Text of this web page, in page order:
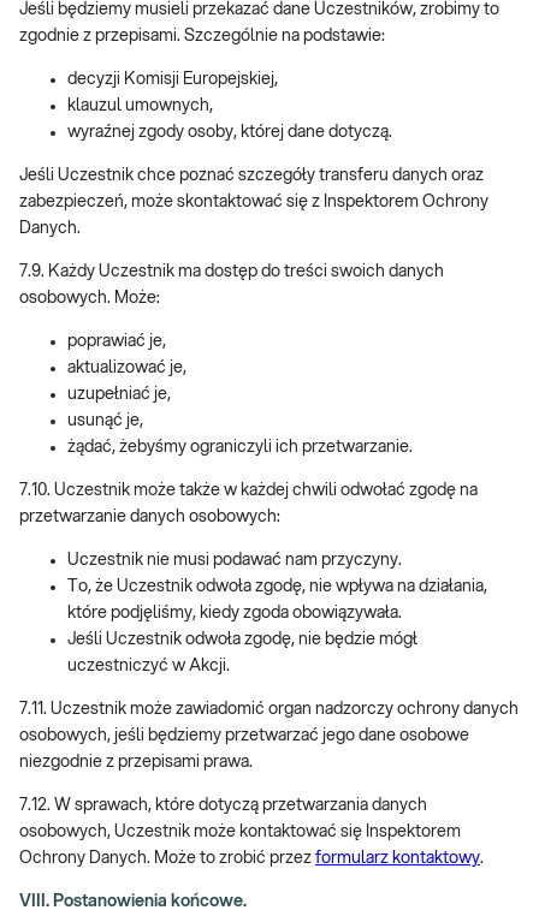
Jeśli będziemy musieli przekazać dane Uczestników, zrobimy to
zgodnie z przepisami. Szczególnie na podstawie:
decyzji Komisji Europejskiej,
klauzul umownych,
wyraźnej zgody osoby, której dane dotyczą.
Jeśli Uczestnik chce poznać szczegóły transferu danych oraz
zabezpieczeń, może skontaktować się z Inspektorem Ochrony
Danych.
7.9. Każdy Uczestnik ma dostęp do treści swoich danych
osobowych. Może:
poprawiać je,
aktualizować je,
uzupełniać je,
usunąć je,
żądać, żebyśmy ograniczyli ich przetwarzanie.
7.10. Uczestnik może także w każdej chwili odwołać zgodę na
przetwarzanie danych osobowych:
Uczestnik nie musi podawać nam przyczyny.
To, że Uczestnik odwoła zgodę, nie wpływa na działania,
które podjęliśmy, kiedy zgoda obowiązywała.
Jeśli Uczestnik odwoła zgodę, nie będzie mógł
uczestniczyć w Akcji.
7.11. Uczestnik może zawiadomić organ nadzorczy ochrony danych
osobowych, jeśli będziemy przetwarzać jego dane osobowe
niezgodnie z przepisami prawa.
7.12. W sprawach, które dotyczą przetwarzania danych
osobowych, Uczestnik może kontaktować się Inspektorem
Ochrony Danych. Może to zrobić przez formularz kontaktowy.
VIII. Postanowienia końcowe.